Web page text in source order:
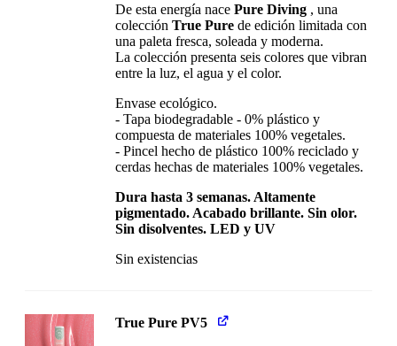
De esta energía nacePure Diving , una
colecciónTrue Pure de edición limitada con
una paleta fresca, soleada y moderna.
La colección presenta seis colores que vibran
entre la luz, el agua y el color.
Envase ecológico.
- Tapa biodegradable - 0% plástico y
compuesta de materiales 100% vegetales.
- Pincel hecho de plástico 100% reciclado y
cerdas hechas de materiales 100% vegetales.
Dura hasta 3 semanas. Altamente
pigmentado. Acabado brillante. Sin olor.
Sin disolventes. LED y UV
Sin existencias
True Pure PV5